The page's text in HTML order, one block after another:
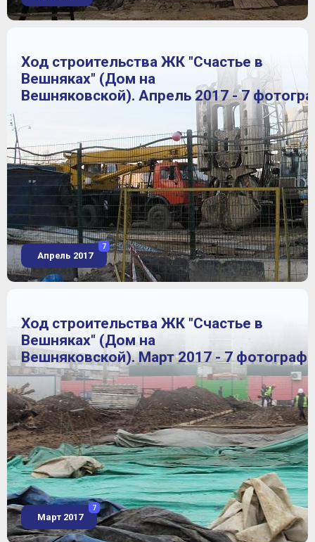
Ход строительства ЖК "Счастье в
Вешняках" (Дом на
Вешняковской). Апрель 2017 - 7
Апрель 2017
7
Ход строительства ЖК "Счастье в
Вешняках" (Дом на
Вешняковской). Март 2017 - 7
Март 2017
7